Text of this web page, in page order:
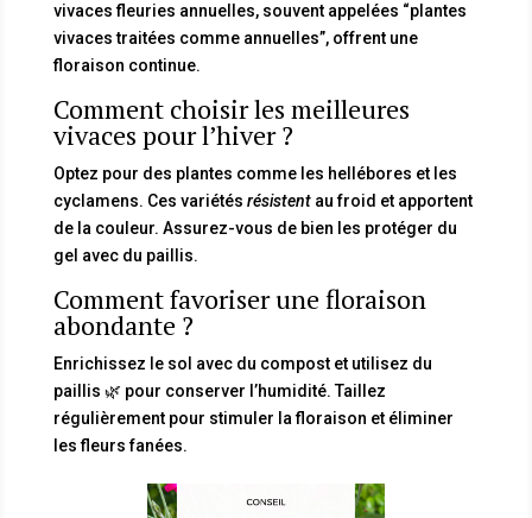
vivaces fleuries annuelles, souvent appelées “plantes
vivaces traitées comme annuelles”, offrent une
floraison continue.
Comment choisir les meilleures
vivaces pour l’hiver ?
Optez pour des plantes comme les hellébores et les
cyclamens. Ces variétés résistentau froid et apportent
de la couleur. Assurez-vous de bien les protéger du
gel avec du paillis.
Comment favoriser une floraison
abondante ?
Enrichissez le sol avec du compost et utilisez du
paillis 🌿 pour conserver l’humidité. Taillez
régulièrement pour stimuler la floraison et éliminer
les fleurs fanées.